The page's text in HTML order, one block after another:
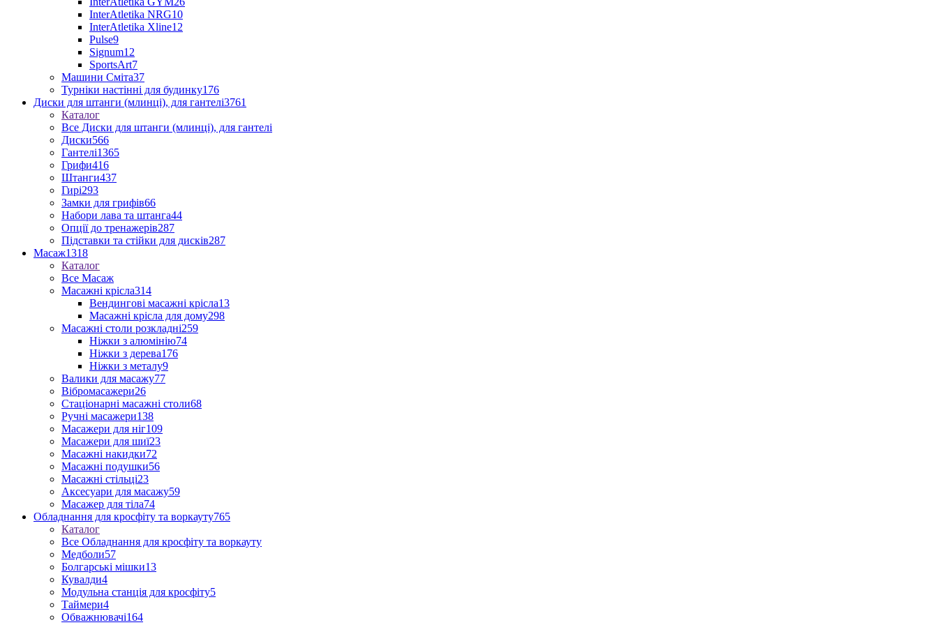
InterAtletika NRG10
InterAtletika Xline12
Pulse9
Signum12
SportsArt7
Машини Сміта37
Турніки настінні для будинку176
Диски для штанги (млинці), для гантелі3761
Каталог
Все Диски для штанги (млинці), для гантелі
Диски566
Гантелі1365
Грифи416
Штанги437
Гирі293
Замки для грифів66
Набори лава та штанга44
Опції до тренажерів287
Підставки та стійки для дисків287
Масаж1318
Каталог
Все Масаж
Масажні крісла314
Вендингові масажні крісла13
Масажні крісла для дому298
Масажні столи розкладні259
Ніжки з алюмінію74
Ніжки з дерева176
Ніжки з металу9
Валики для масажу77
Вібромасажери26
Стаціонарні масажні столи68
Ручні масажери138
Масажери для ніг109
Масажери для шиї23
Масажні накидки72
Масажні подушки56
Масажні стільці23
Аксесуари для масажу59
Масажер для тіла74
Обладнання для кросфіту та воркауту765
Каталог
Все Обладнання для кросфіту та воркауту
Медболи57
Болгарські мішки13
Кувалди4
Модульна станція для кросфіту5
Таймери4
Обважнювачі164